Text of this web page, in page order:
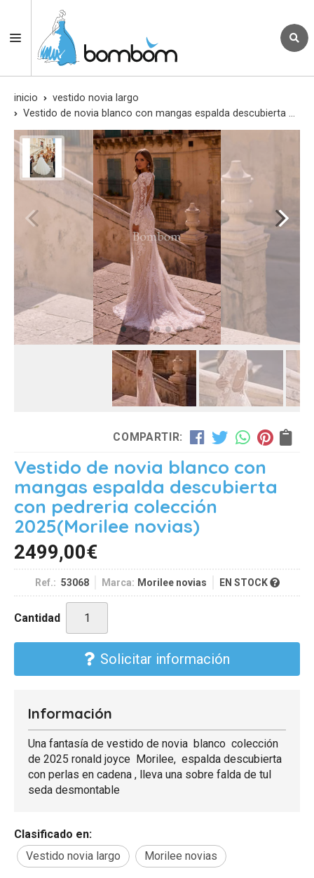
inicio
vestido novia largo
Vestido de novia blanco con mangas espalda descubierta con pedreria colección 2025
COMPARTIR:
Vestido de novia blanco con
mangas espalda descubierta
con pedreria colección
2025(Morilee novias)
2499,00€
Ref.: 53068 Marca: Morilee novias EN STOCK
Cantidad
Solicitar información
Información
Una fantasía de vestido de novia blanco colección
de 2025 ronald joyce Morilee, espalda descubierta
con perlas en cadena , lleva una sobre falda de tul
seda desmontable
Clasificado en:
Vestido novia largo
Morilee novias